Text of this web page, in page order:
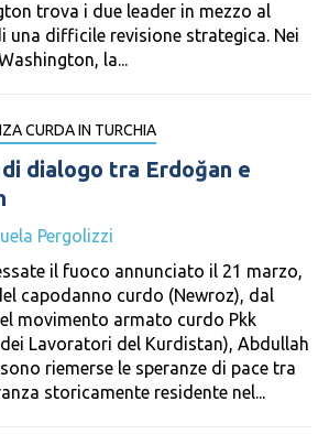
trova i due leader in mezzo al
una difficile revisione strategica. Nei
la...
CURDA IN TURCHIA
dialogo tra Erdoğan e
Pergolizzi
il fuoco annunciato il 21 marzo,
capodanno curdo (Newroz), dal
movimento armato curdo Pkk
Lavoratori del Kurdistan), Abdullah
riemerse le speranze di pace tra
storicamente residente nel...